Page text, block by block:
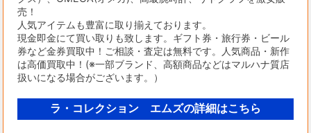
売！
人気アイテムも豊富に取り揃えております。
現金即金にて買い取りも致します。ギフト券・旅行券・ビール
券など金券買取中！ご相談・査定は無料です。人気商品・新作
は高価買取中！(※一部ブランド、高額商品などはマルハナ質店
扱いになる場合がございます。）
ラ・コレクション エムズの詳細はこちら